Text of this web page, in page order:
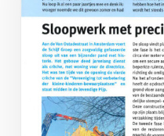
2025